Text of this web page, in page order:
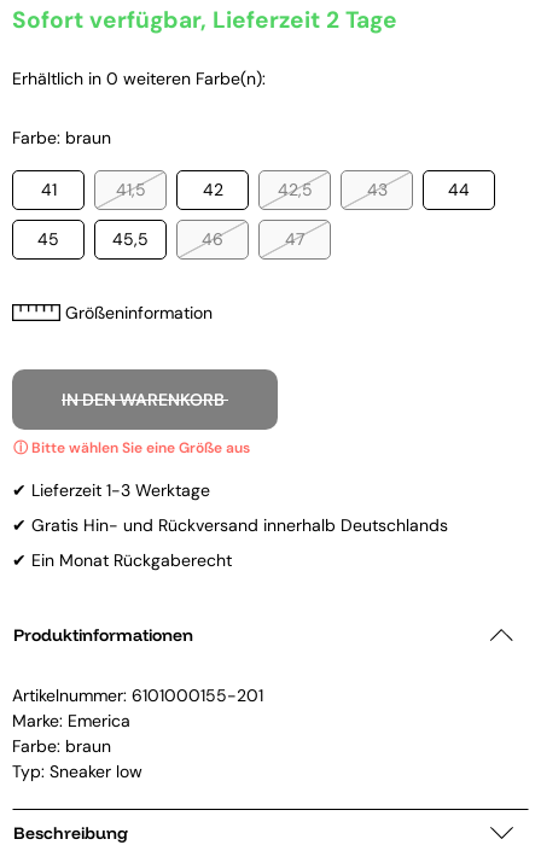
Sofort verfügbar, Lieferzeit 2 Tage
Erhältlich in 0 weiteren Farbe(n):
Farbe: braun
41 41,5 42 42,5 43 44
45 45,5 46 47
Größeninformation
IN DEN WARENKORB
✔ Lieferzeit 1-3 Werktage
✔ Gratis Hin- und Rückversand innerhalb Deutschlands
✔ Ein Monat Rückgaberecht
Produktinformationen
Artikelnummer: 6101000155-201
Marke: Emerica
Farbe: braun
Typ: Sneaker low
Beschreibung